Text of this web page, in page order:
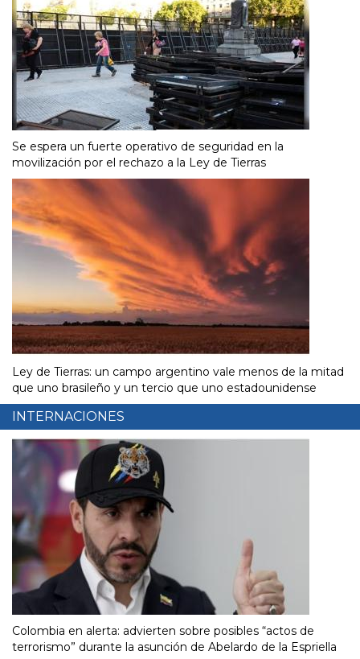
Se espera un fuerte operativo de seguridad en la
movilización por el rechazo a la Ley de Tierras
Ley de Tierras: un campo argentino vale menos de la mitad
que uno brasileño y un tercio que uno estadounidense
INTERNACIONES
Colombia en alerta: advierten sobre posibles “actos de
terrorismo” durante la asunción de Abelardo de la Espriella